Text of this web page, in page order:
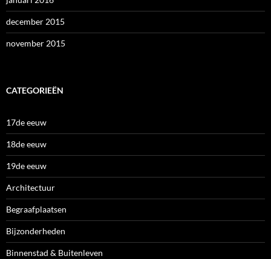
december 2015
november 2015
CATEGORIEËN
17de eeuw
18de eeuw
19de eeuw
Architectuur
Begraafplaatsen
Bijzonderheden
Binnenstad & Buitenleven